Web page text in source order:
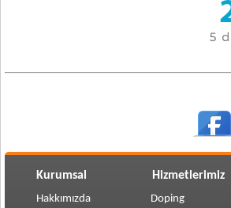
Kurumsal Hizmetlerimiz
Hakkımızda
Doping